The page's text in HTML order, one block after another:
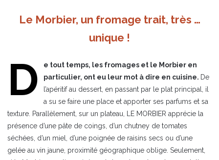
Le Morbier, un fromage trait, très …
unique !
D
e tout temps, les fromages et le Morbier en
particulier, ont eu leur mot à dire en cuisine. De
l’apéritif au dessert, en passant par le plat principal, il
a su se faire une place et apporter ses parfums et sa
texture. Parallèlement, sur un plateau, LE MORBIER apprécie la
présence d’une pâte de coings, d’un chutney de tomates
séchées, d’un miel, d’une poignée de raisins secs ou d’une
gelée au vin jaune, proximité géographique oblige. Seulement,